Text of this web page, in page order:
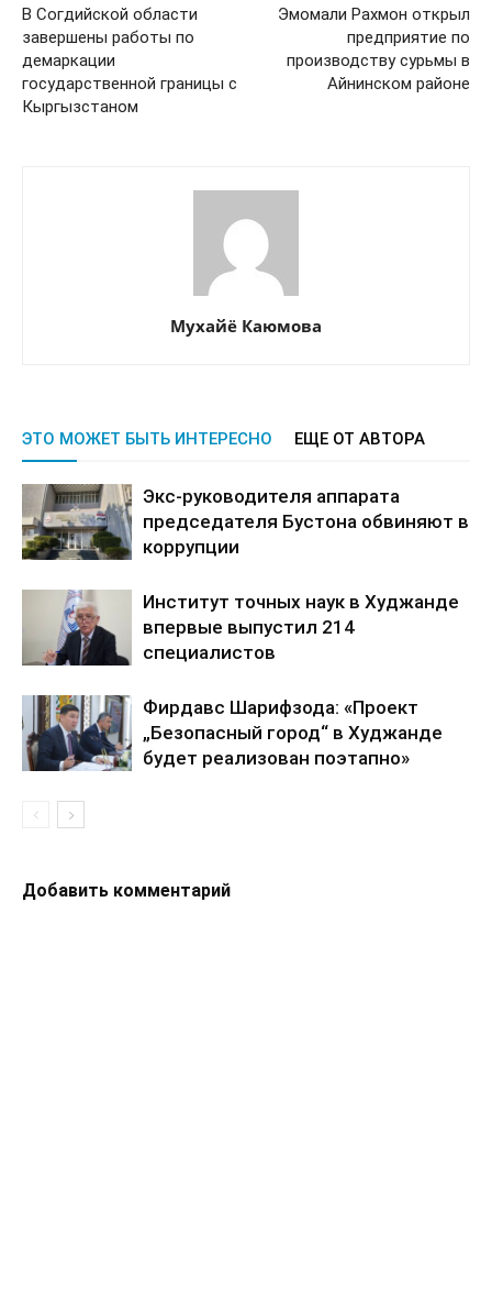
В Согдийской области
завершены работы по
демаркации
государственной границы с
Кыргызстаном
Эмомали Рахмон открыл
предприятие по
производству сурьмы в
Айнинском районе
Мухайё Каюмова
ЭТО МОЖЕТ БЫТЬ ИНТЕРЕСНО ЕЩЕ ОТ АВТОРА
Экс-руководителя аппарата
председателя Бустона обвиняют в
коррупции
Институт точных наук в Худжанде
впервые выпустил 214
специалистов
Фирдавс Шарифзода: «Проект
„Безопасный город“ в Худжанде
будет реализован поэтапно»
Добавить комментарий